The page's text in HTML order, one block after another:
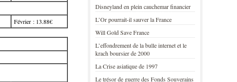
Février : 13.88€
Disneyland en plein cauchemar financier
L’Or pourrait-il sauver la France
Will Gold Save France
L’effondrement de la bulle internet et le
krach boursier de 2000
La Crise asiatique de 1997
Le trésor de guerre des Fonds Souverains